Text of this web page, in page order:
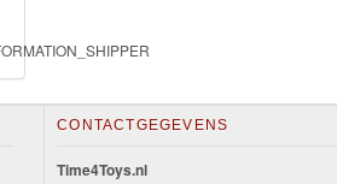
CONTACTGEGEVENS
Time4Toys.nl